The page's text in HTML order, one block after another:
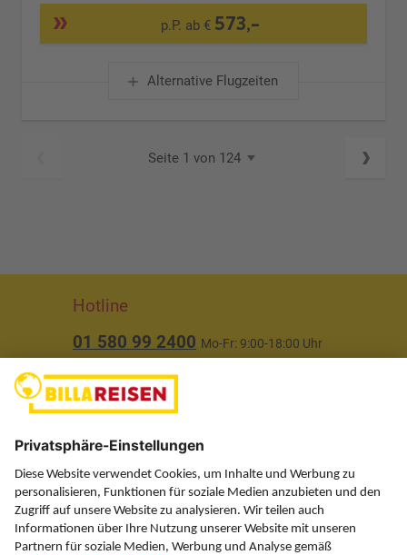
p.P. ab € 573,-
Alternative Flugzeiten
Seite 1 von 124
Hotline
01 580 99 2400 Mo-Fr: 9:00-18:00 Uhr
Über uns
Service
Information
Folgen Sie uns auf